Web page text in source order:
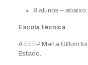
8 alunos –
Escola técnica
A EEEP Marta Giffoni
Estado.